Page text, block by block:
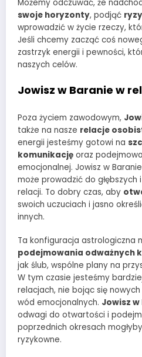
Możemy odczuwać, że
swoje horyzonty, podjąć
wprowadzić w życie rzeczy,
Jeśli chcemy zacząć coś
zastrzyk energii i pewności,
naszych celów.
Jowisz w Baranie w
Poza życiem zawodowym,
także na nasze relacje
energii jesteśmy gotowi na
komunikację oraz
emocjonalnej. Jowisz w
może prowadzić do
relacji. To dobry czas, aby
swoich uczuciach i jasno
innych.
Ta konfiguracja astrologiczna
podejmowania odważnych
jak ślub, wspólne plany na
W tym czasie jesteśmy
relacjach, nie bojąc się
wód emocjonalnych. Jowisz
odwagi do otwartości i
poprzednich okresach
ryzykowne.